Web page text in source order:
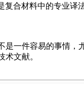
复合材料中的专业译法
是一件容易的事情
术文献。